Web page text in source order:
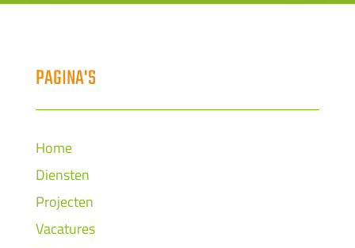
PAGINA'S
Home
Diensten
Projecten
Vacatures